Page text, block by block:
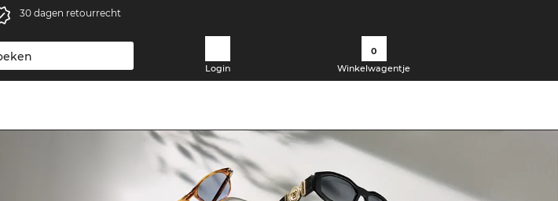
30 dagen retourrecht
Login
0
Winkelwagentje